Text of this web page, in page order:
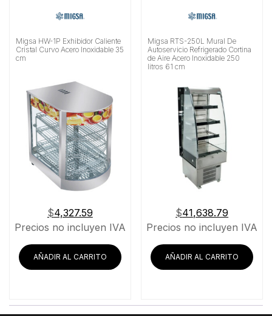
Migsa HW-1P Exhibidor Caliente
Cristal Curvo Acero Inoxidable 35
cm
$4,327.59
Precios no incluyen IVA
AÑADIR AL CARRITO
Migsa RTS-250L Mural De
Autoservicio Refrigerado Cortina
de Aire Acero Inoxidable 250
litros 61 cm
$41,638.79
Precios no incluyen IVA
AÑADIR AL CARRITO